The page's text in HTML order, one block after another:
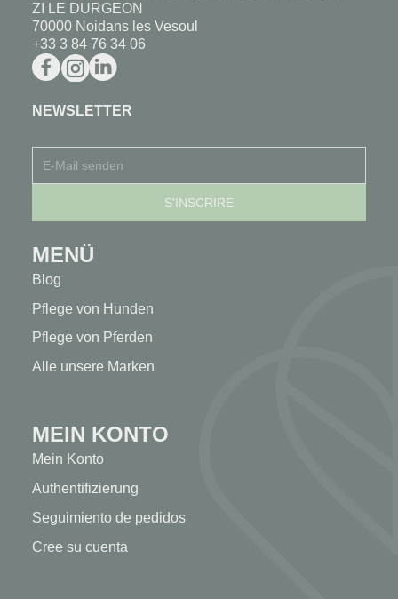
ZI LE DURGEON
70000 Noidans les Vesoul
+33 3 84 76 34 06
NEWSLETTER
MENÜ
Blog
Pflege von Hunden
Pflege von Pferden
Alle unsere Marken
MEIN KONTO
Mein Konto
Authentifizierung
Seguimiento de pedidos
Cree su cuenta